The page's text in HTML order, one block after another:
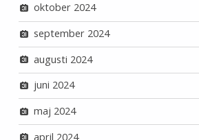
oktober 2024
september 2024
augusti 2024
juni 2024
maj 2024
april 2024